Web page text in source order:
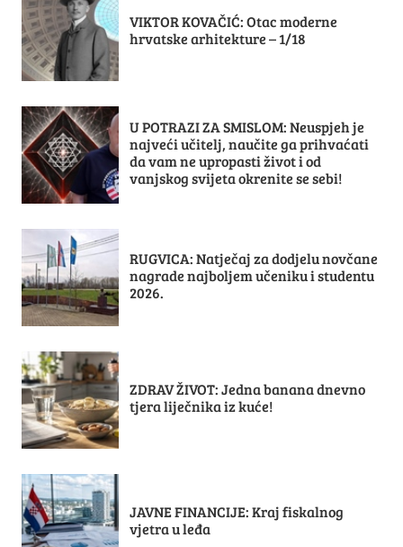
VIKTOR KOVAČIĆ: Otac moderne
hrvatske arhitekture – 1/18
U POTRAZI ZA SMISLOM: Neuspjeh je
najveći učitelj, naučite ga prihvaćati
da vam ne upropasti život i od
vanjskog svijeta okrenite se sebi!
RUGVICA: Natječaj za dodjelu novčane
nagrade najboljem učeniku i studentu
2026.
ZDRAV ŽIVOT: Jedna banana dnevno
tjera liječnika iz kuće!
JAVNE FINANCIJE: Kraj fiskalnog
vjetra u leđa